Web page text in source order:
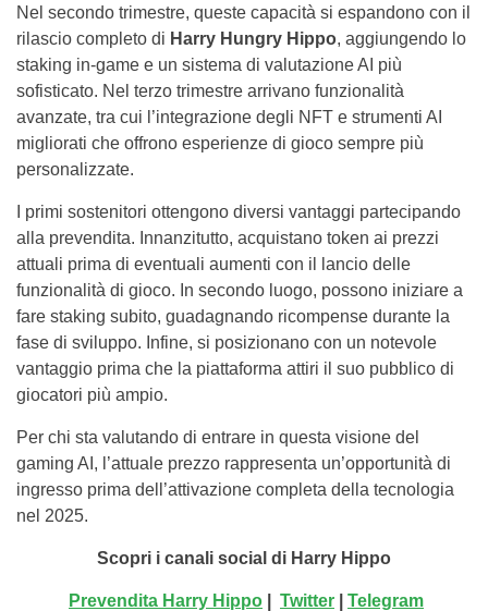
Nel secondo trimestre, queste capacità si espandono con il
rilascio completo di Harry Hungry Hippo, aggiungendo lo
staking in-game e un sistema di valutazione AI più
sofisticato. Nel terzo trimestre arrivano funzionalità
avanzate, tra cui l’integrazione degli NFT e strumenti AI
migliorati che offrono esperienze di gioco sempre più
personalizzate.
I primi sostenitori ottengono diversi vantaggi partecipando
alla prevendita. Innanzitutto, acquistano token ai prezzi
attuali prima di eventuali aumenti con il lancio delle
funzionalità di gioco. In secondo luogo, possono iniziare a
fare staking subito, guadagnando ricompense durante la
fase di sviluppo. Infine, si posizionano con un notevole
vantaggio prima che la piattaforma attiri il suo pubblico di
giocatori più ampio.
Per chi sta valutando di entrare in questa visione del
gaming AI, l’attuale prezzo rappresenta un’opportunità di
ingresso prima dell’attivazione completa della tecnologia
nel 2025.
Scopri i canali social di Harry Hippo
Prevendita Harry Hippo Twitter Telegram